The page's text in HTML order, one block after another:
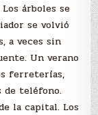
árboles se
se volvió
a veces sin
Un verano
ferreterías,
de teléfono.
la capital. Los